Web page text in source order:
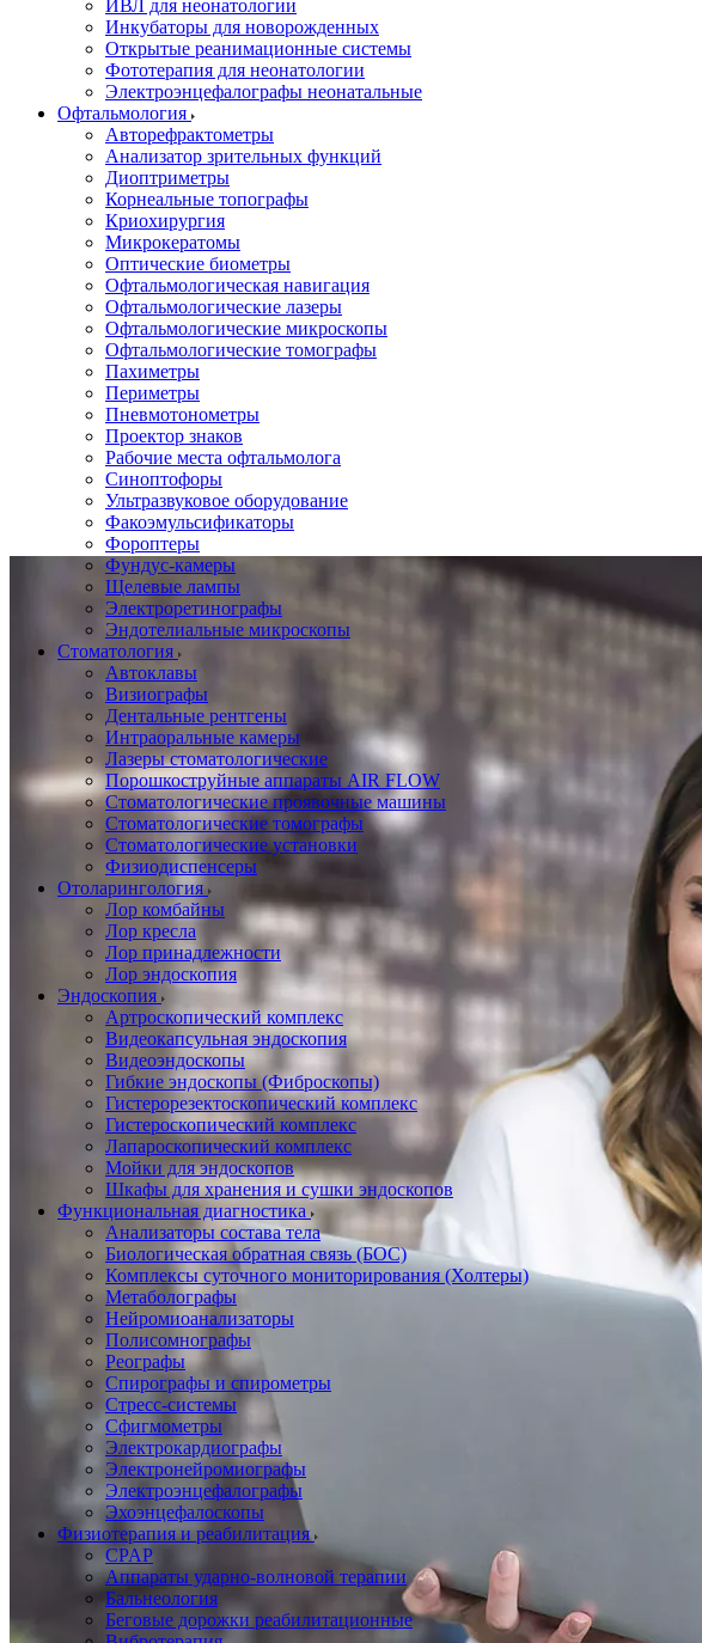
ИВЛ для неонатологии
Инкубаторы для новорожденных
Открытые реанимационные системы
Фототерапия для неонатологии
Электроэнцефалографы неонатальные
Офтальмология
Авторефрактометры
Анализатор зрительных функций
Диоптриметры
Корнеальные топографы
Криохирургия
Микрокератомы
Оптические биометры
Офтальмологическая навигация
Офтальмологические лазеры
Офтальмологические микроскопы
Офтальмологические томографы
Пахиметры
Периметры
Пневмотонометры
Проектор знаков
Рабочие места офтальмолога
Синоптофоры
Ультразвуковое оборудование
Факоэмульсификаторы
Фороптеры
Фундус-камеры
Щелевые лампы
Электроретинографы
Эндотелиальные микроскопы
Стоматология
Автоклавы
Визиографы
Дентальные рентгены
Интраоральные камеры
Лазеры стоматологические
Порошкоструйные аппараты AIR FLOW
Стоматологические проявочные машины
Стоматологические томографы
Стоматологические установки
Физиодиспенсеры
Отоларингология
Лор комбайны
Лор кресла
Лор принадлежности
Лор эндоскопия
Эндоскопия
Артроскопический комплекс
Видеокапсульная эндоскопия
Видеоэндоскопы
Гибкие эндоскопы (Фиброcкопы)
Гистерорезектоскопический комплекс
Гистероскопический комплекс
Лапароскопический комплекс
Мойки для эндоскопов
Шкафы для хранения и сушки эндоскопов
Функциональная диагностика
Анализаторы состава тела
Биологическая обратная связь (БОС)
Комплексы суточного мониторирования (Холтеры)
Метаболографы
Нейромиоанализаторы
Полисомнографы
Реографы
Спирографы и спирометры
Стресс-системы
Сфигмометры
Электрокардиографы
Электронейромиографы
Электроэнцефалографы
Эхоэнцефалоскопы
Физиотерапия и реабилитация
CPAP
Аппараты ударно-волновой терапии
Бальнеология
Беговые дорожки реабилитационные